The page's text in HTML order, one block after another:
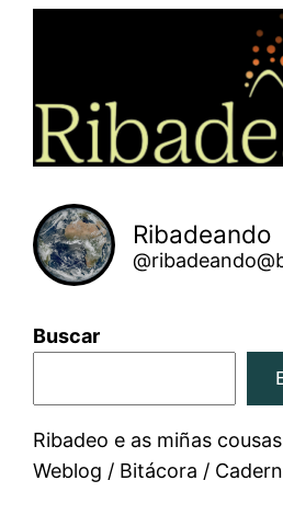
Ribadeando
Buscar
Ribadeo e as miñas
Weblog / Bitácora /